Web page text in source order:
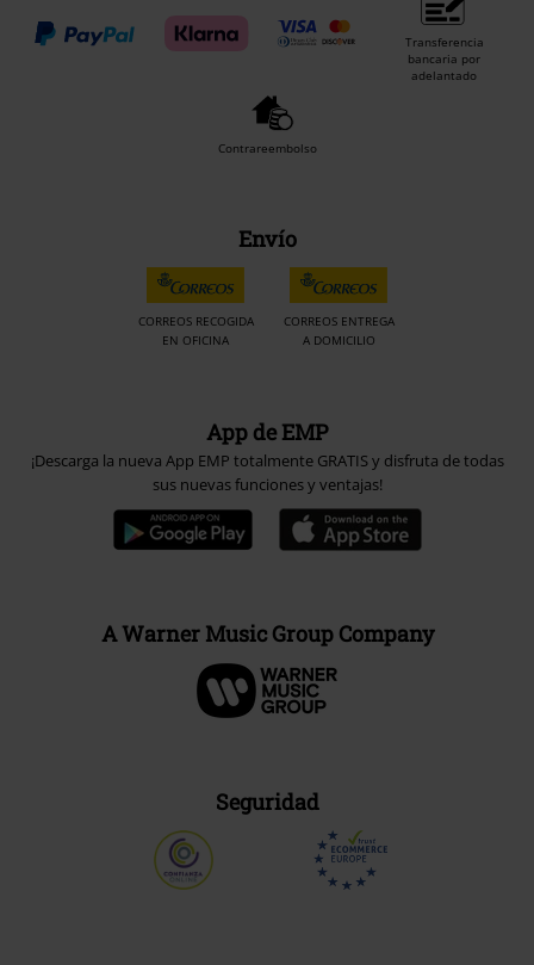
Transferencia
bancaria por
adelantado
Contrareembolso
Envío
CORREOS RECOGIDA
EN OFICINA
CORREOS ENTREGA
A DOMICILIO
App de EMP
¡Descarga la nueva App EMP totalmente GRATIS y disfruta de todas
sus nuevas funciones y ventajas!
A Warner Music Group Company
Seguridad